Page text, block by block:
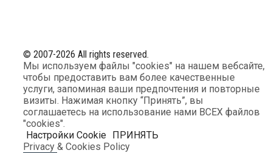
© 2007-2026 All rights reserved.
Мы используем файлы "cookies" на нашем вебсайте,
чтобы предоставить вам более качественные
услуги, запоминая ваши предпочтения и повторные
визиты. Нажимая кнопку “Принять”, вы
соглашаетесь на использование нами ВСЕХ файлов
"cookies".
Настройки Cookie ПРИНЯТЬ
Privacy & Cookies Policy